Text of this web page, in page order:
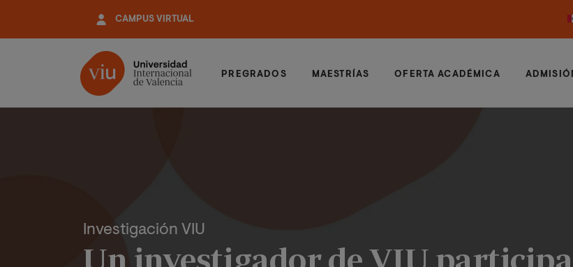
contenido
CAMPUS VIRTUAL
PREGRADOS MAESTRÍAS OFERTA ACADÉMICA
Investigación VIU
Un investigador de VIU